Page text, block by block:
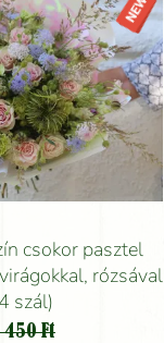
csokor pasztel
rózsával
szál)
450 Ft